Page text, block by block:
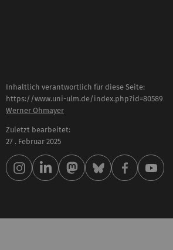
Inhaltlich verantwortlich für diese Seite:
https://www.uni-ulm.de/index.php?id=80589
Werner Ohmayer
Zuletzt bearbeitet:
27 . Februar 2025